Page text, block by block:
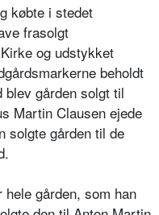
købte i stedet
frasolgt
og udstykket
beholdt
gården solgt til
Martin Clausen ejede
solgte gården til de
gården, som han